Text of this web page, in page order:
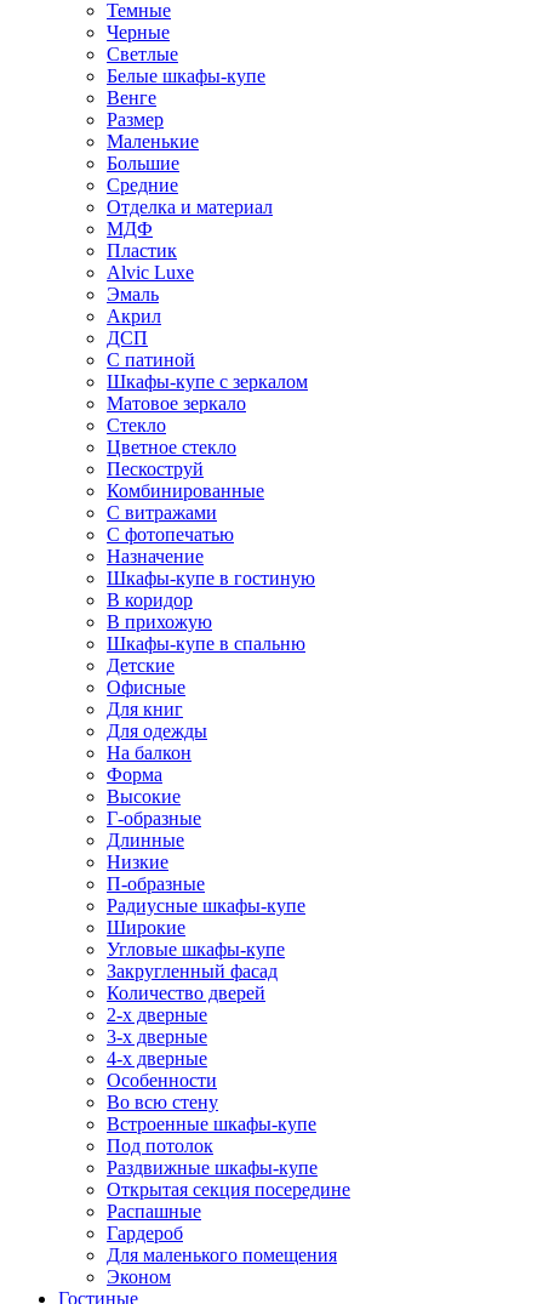
Темные
Черные
Светлые
Белые шкафы-купе
Венге
Размер
Маленькие
Большие
Средние
Отделка и материал
МДФ
Пластик
Alvic Luxe
Эмаль
Акрил
ДСП
С патиной
Шкафы-купе с зеркалом
Матовое зеркало
Стекло
Цветное стекло
Пескоструй
Комбинированные
С витражами
С фотопечатью
Назначение
Шкафы-купе в гостиную
В коридор
В прихожую
Шкафы-купе в спальню
Детские
Офисные
Для книг
Для одежды
На балкон
Форма
Высокие
Г-образные
Длинные
Низкие
П-образные
Радиусные шкафы-купе
Широкие
Угловые шкафы-купе
Закругленный фасад
Количество дверей
2-х дверные
3-х дверные
4-х дверные
Особенности
Во всю стену
Встроенные шкафы-купе
Под потолок
Раздвижные шкафы-купе
Открытая секция посередине
Распашные
Гардероб
Для маленького помещения
Эконом
Гостиные